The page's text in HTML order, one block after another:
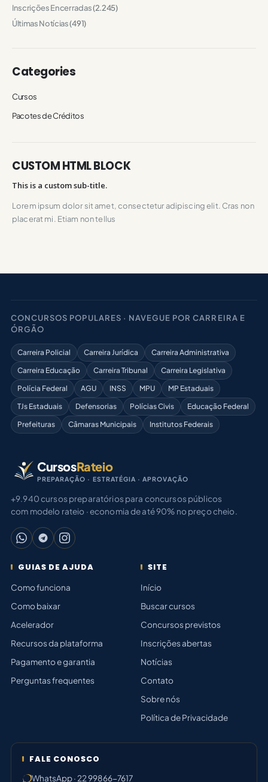
Inscrições Encerradas(2.245)
Últimas Notícias(491)
Categories
Cursos
Pacotes de Créditos
CUSTOM HTML BLOCK
This is a custom sub-title.
Lorem ipsum dolor sit amet, consectetur adipiscing elit. Cras non
placerat mi. Etiam non tellus
CONCURSOS POPULARES · NAVEGUE POR CARREIRA E
ÓRGÃO
Carreira Policial Carreira Jurídica
Carreira Administrativa
Carreira Educação
Carreira Tribunal
Carreira Legislativa
Polícia Federal
AGU INSS MPU
MP Estaduais
TJs Estaduais
Defensorias Polícias Civis
Educação Federal
Prefeituras
Câmaras Municipais Institutos Federais
CursosRateio
PREPARAÇÃO · ESTRATÉGIA · APROVAÇÃO
+9.940 cursos preparatórios para concursos públicos
com modelo rateio · economia de até 90% no preço cheio.
GUIAS DE AJUDA
Como funciona
Como baixar
Acelerador
Recursos da plataforma
Pagamento e garantia
Perguntas frequentes
SITE
Início
Buscar cursos
Concursos previstos
Inscrições abertas
Notícias
Contato
Sobre nós
Política de Privacidade
FALE CONOSCO
WhatsApp · 22 99866-7617